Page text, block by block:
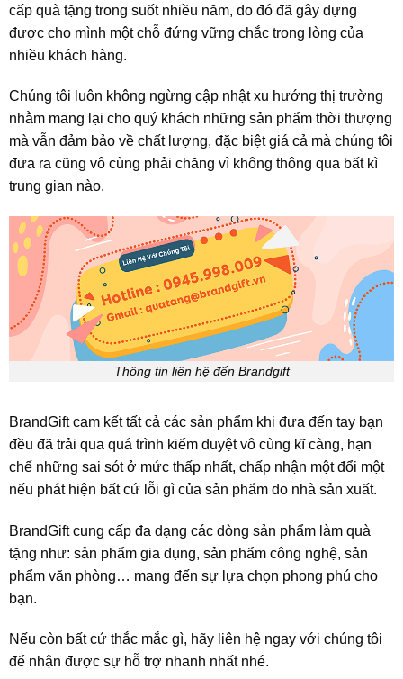
cấp quà tặng trong suốt nhiều năm, do đó đã gây dựng
được cho mình một chỗ đứng vững chắc trong lòng của
nhiều khách hàng.
Chúng tôi luôn không ngừng cập nhật xu hướng thị trường
nhằm mang lại cho quý khách những sản phẩm thời thượng
mà vẫn đảm bảo về chất lượng, đặc biệt giá cả mà chúng tôi
đưa ra cũng vô cùng phải chăng vì không thông qua bất kì
trung gian nào.
Thông tin liên hệ đến Brandgift
BrandGift cam kết tất cả các sản phẩm khi đưa đến tay bạn
đều đã trải qua quá trình kiểm duyệt vô cùng kĩ càng, hạn
chế những sai sót ở mức thấp nhất, chấp nhận một đổi một
nếu phát hiện bất cứ lỗi gì của sản phẩm do nhà sản xuất.
BrandGift cung cấp đa dạng các dòng sản phẩm làm quà
tặng như: sản phẩm gia dụng, sản phẩm công nghệ, sản
phẩm văn phòng… mang đến sự lựa chọn phong phú cho
bạn.
Nếu còn bất cứ thắc mắc gì, hãy liên hệ ngay với chúng tôi
để nhận được sự hỗ trợ nhanh nhất nhé.